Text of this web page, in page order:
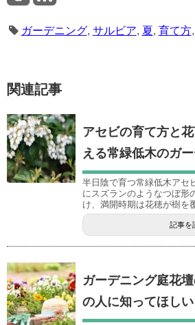
ガーデニング, サルビア, 夏, 育て方,
関連記事
アセビの育て方と
える常緑低木のガー
半日陰で育つ常緑低木アセ
にスズランのようなつぼ形
け、満開時期は花穂が樹を
記事を
ガーデニング庭花
の人に知ってほしい